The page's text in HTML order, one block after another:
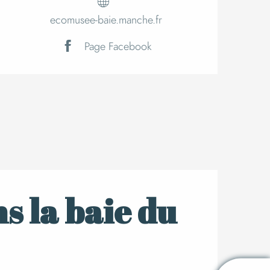
ecomusee-baie.manche.fr
Page Facebook
la baie du